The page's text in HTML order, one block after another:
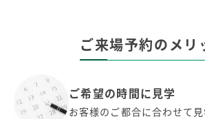
ご来場予約のメリ
ご希望の時間に見学
お客様のご都合に合わせて見